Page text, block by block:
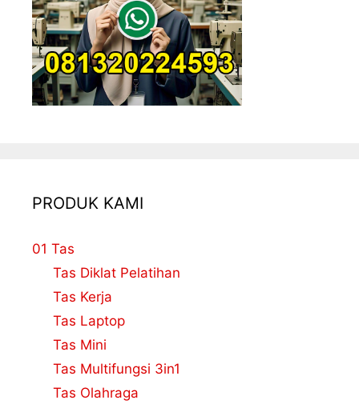
PRODUK KAMI
01 Tas
Tas Diklat Pelatihan
Tas Kerja
Tas Laptop
Tas Mini
Tas Multifungsi 3in1
Tas Olahraga